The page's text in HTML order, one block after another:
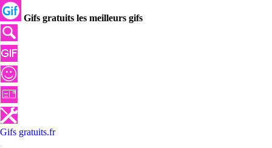
Gifs gratuits les meilleurs gifs
Gifs gratuits.fr